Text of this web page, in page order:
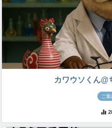
カワウソくん@
ご案